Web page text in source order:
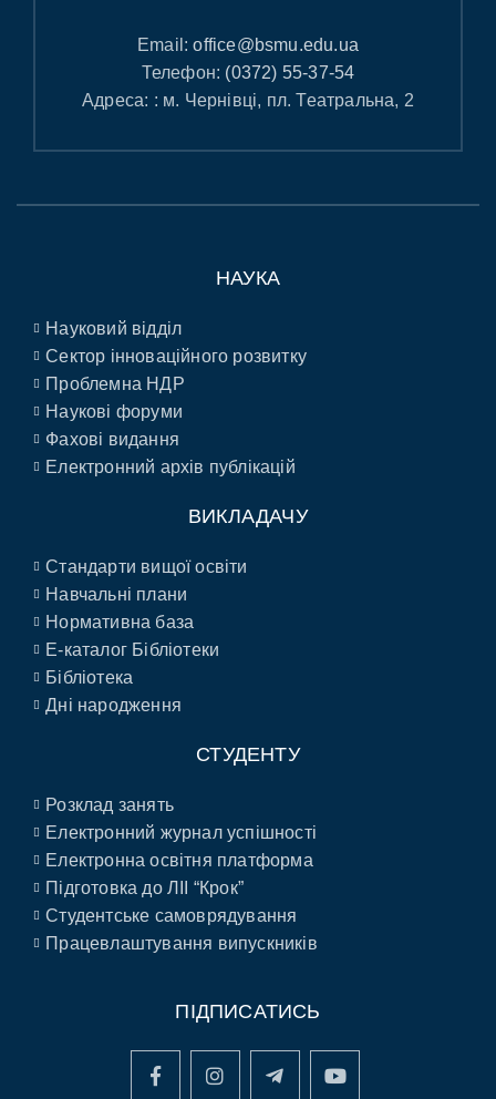
Email:office@bsmu.edu.ua
Телефон: (0372) 55-37-54
Адреса: : м. Чернівці, пл. Театральна, 2
НАУКА
Науковий відділ
Сектор інноваційного розвитку
Проблемна НДР
Наукові форуми
Фахові видання
Електронний архів публікацій
ВИКЛАДАЧУ
Стандарти вищої освіти
Навчальні плани
Нормативна база
E-каталог Бібліотеки
Бібліотека
Дні народження
СТУДЕНТУ
Розклад занять
Електронний журнал успішності
Електронна освітня платформа
Підготовка до ЛІІ “Крок”
Студентське самоврядування
Працевлаштування випускників
ПІДПИСАТИСЬ